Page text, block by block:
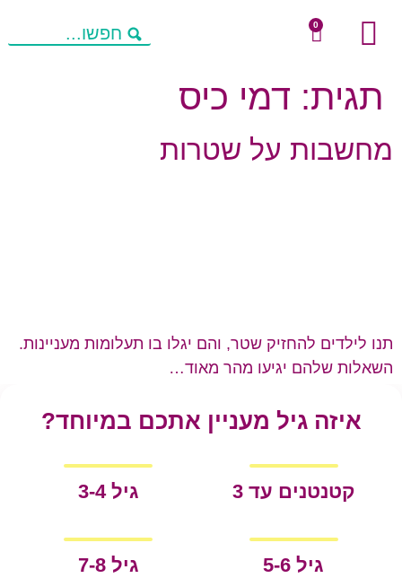
0
תגית: דמי כיס
מחשבות על שטרות
תנו לילדים להחזיק שטר, והם יגלו בו תעלומות מעניינות.
השאלות שלהם יגיעו מהר מאוד…
איזה גיל מעניין אתכם במיוחד?
קטנטנים עד 3 גיל 3-4
גיל 5-6 גיל 7-8